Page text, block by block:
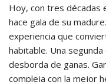
Hoy, con tres décadas
hace gala de su
experiencia que
habitable. Una
desborda de ganas.
compleja con la mejor